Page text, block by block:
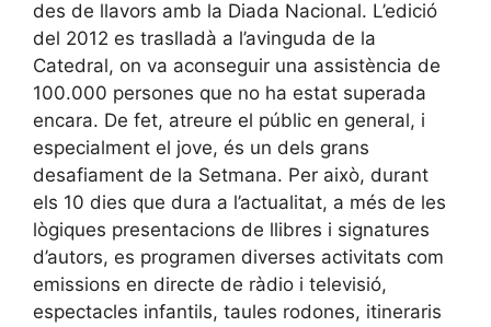
des de llavors amb la Diada Nacional. L’edició
del 2012 es traslladà a l’avinguda de la
Catedral, on va aconseguir una assistència de
100.000 persones que no ha estat superada
encara. De fet, atreure el públic en general, i
especialment el jove, és un dels grans
desafiament de la Setmana. Per això, durant
els 10 dies que dura a l’actualitat, a més de les
lògiques presentacions de llibres i signatures
d’autors, es programen diverses activitats com
emissions en directe de ràdio i televisió,
espectacles infantils, taules rodones, itineraris